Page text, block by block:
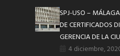
SPJ-USO –
DE CERTIFICADOS
GERENCIA DE LA
4 diciembre,